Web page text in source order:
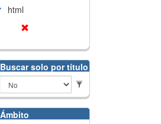
html
Buscar solo por título
Ámbito